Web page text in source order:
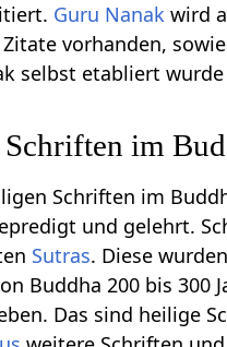
Guru Nanak wird
vorhanden,
selbst etabliert
im
Schriften im
und gelehrt.
Sutras. Diese
Buddha 200 bis 300
Das sind heilige